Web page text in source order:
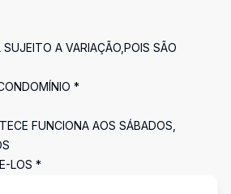
A VARIAÇÃO,POIS SÃO
*
FUNCIONA AOS SÁBADOS,
LOS *